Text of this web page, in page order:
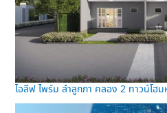
ไอลีฟ ไพร์ม ลำลูกกา คลอง 2 ทาวน์โฮ